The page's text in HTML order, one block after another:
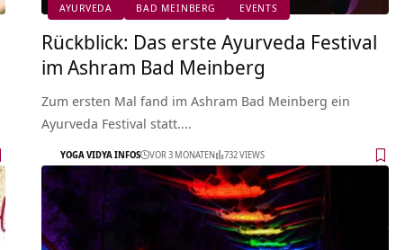
AYURVEDA BAD MEINBERG EVENTS
Rückblick: Das erste Ayurveda Festival
im Ashram Bad Meinberg
Zum ersten Mal fand im Ashram Bad Meinberg ein
Ayurveda Festival statt.…
YOGA VIDYA INFOS VOR 3 MONATEN 732 VIEWS